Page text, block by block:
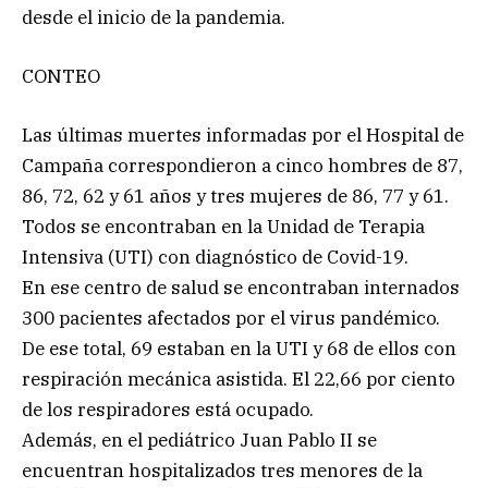
desde el inicio de la pandemia.
CONTEO
Las últimas muertes informadas por el Hospital de
Campaña correspondieron a cinco hombres de 87,
86, 72, 62 y 61 años y tres mujeres de 86, 77 y 61.
Todos se encontraban en la Unidad de Terapia
Intensiva (UTI) con diagnóstico de Covid-19.
En ese centro de salud se encontraban internados
300 pacientes afectados por el virus pandémico.
De ese total, 69 estaban en la UTI y 68 de ellos con
respiración mecánica asistida. El 22,66 por ciento
de los respiradores está ocupado.
Además, en el pediátrico Juan Pablo II se
encuentran hospitalizados tres menores de la